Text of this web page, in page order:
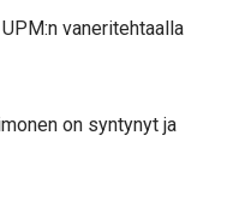
vaneritehtaalla
on syntynyt ja